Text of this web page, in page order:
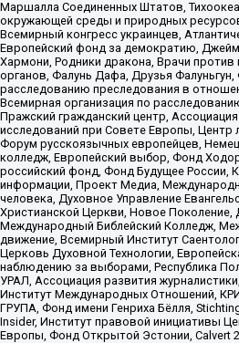
Маршалла Соединенных Штатов,
окружающей среды и природных
Всемирный конгресс украинцев,
Европейский фонд за демократию,
Хармони, Родники дракона, Врачи против
органов, Фалунь Дафа, Друзья Фалуньгун,
расследованию преследования в
Всемирная организация по
Пражский гражданский центр,
исследований при Совете Европы, Центр
Форум русскоязычных европейцев,
колледж, Европейский выбор, Фонд
российский фонд, Фонд Будущее России,
информации, Проект Медиа,
человека, Духовное Управление
Христианской Церкви, Новое Поколение,
Международный Библейский Колледж,
движение, Всемирный Институт
Церковь Духовной Технологии,
наблюдению за выборами, Республика
УРАЛ, Ассоциация развития
Институт Международных Отношений,
ГРУПА, Фонд имени Генриха Бёлля,
Insider, Институт правовой инициативы
Европы, Фонд Открытой Эстонии, Calvert